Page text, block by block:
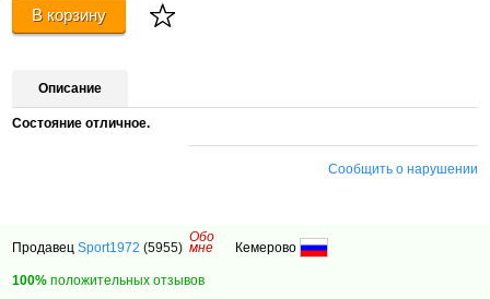
В корзину
Описание
Состояние отличное.
Сообщить о нарушении
ПродавецSport1972 (5955)
Обо
мне Кемерово
100% положительных отзывов